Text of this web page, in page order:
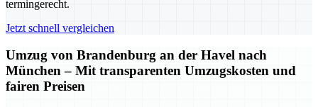
termingerecht.
Jetzt schnell vergleichen
Umzug von Brandenburg an der Havel nach
München – Mit transparenten Umzugskosten und
fairen Preisen